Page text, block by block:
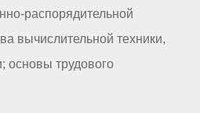
распорядительной
вычислительной техники,
основы трудового